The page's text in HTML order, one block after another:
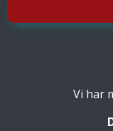
Vi har